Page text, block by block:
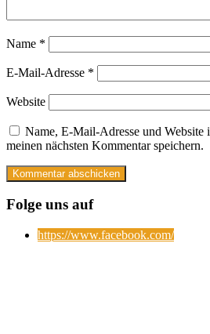
Name *
E-Mail-Adresse *
Website
Name, E-Mail-Adresse und Website
meinen nächsten Kommentar speichern.
Folge uns auf
https://www.facebook.com/